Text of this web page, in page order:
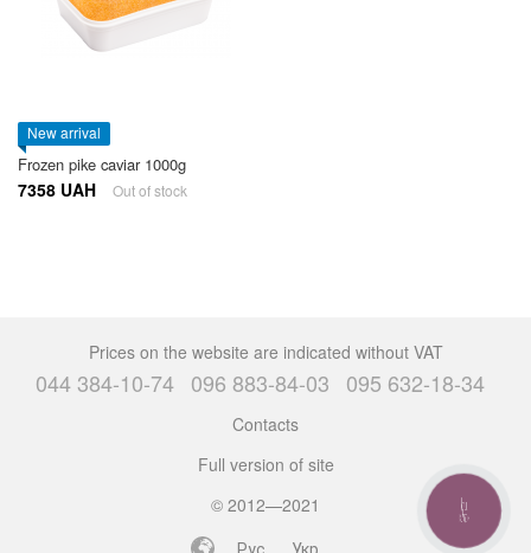
New arrival
Frozen pike caviar 1000g
7358 UAH Out of stock
Prices on the website are indicated without VAT
044 384-10-74 096 883-84-03 095 632-18-34
Contacts
Full version of site
© 2012—2021
Рус
Укр
CALL
BUTTON